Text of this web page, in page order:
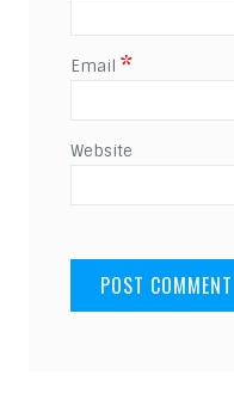
Email *
Website